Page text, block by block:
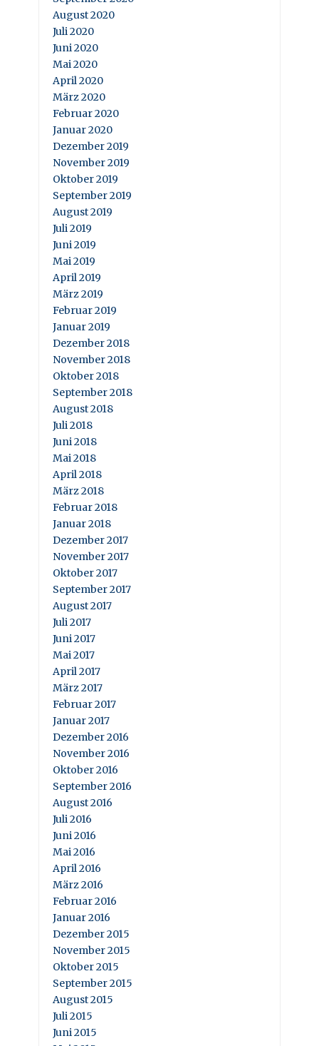
August 2020
Juli 2020
Juni 2020
Mai 2020
April 2020
März 2020
Februar 2020
Januar 2020
Dezember 2019
November 2019
Oktober 2019
September 2019
August 2019
Juli 2019
Juni 2019
Mai 2019
April 2019
März 2019
Februar 2019
Januar 2019
Dezember 2018
November 2018
Oktober 2018
September 2018
August 2018
Juli 2018
Juni 2018
Mai 2018
April 2018
März 2018
Februar 2018
Januar 2018
Dezember 2017
November 2017
Oktober 2017
September 2017
August 2017
Juli 2017
Juni 2017
Mai 2017
April 2017
März 2017
Februar 2017
Januar 2017
Dezember 2016
November 2016
Oktober 2016
September 2016
August 2016
Juli 2016
Juni 2016
Mai 2016
April 2016
März 2016
Februar 2016
Januar 2016
Dezember 2015
November 2015
Oktober 2015
September 2015
August 2015
Juli 2015
Juni 2015